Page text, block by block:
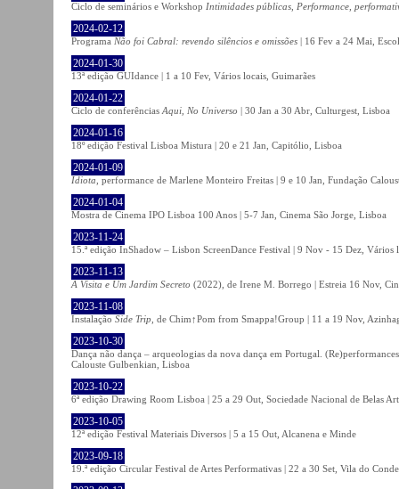
Ciclo de seminários e Workshop Intimidades públicas, Performance,
2024-02-12
Programa Não foi Cabral: revendo silêncios e omissões | 16 Fev a 24 Mai,
2024-01-30
13ª edição GUIdance | 1 a 10 Fev, Vários locais, Guimarães
2024-01-22
Ciclo de conferências Aqui, No Universo | 30 Jan a 30 Abr, Culturgest, Lisboa
2024-01-16
18º edição Festival Lisboa Mistura | 20 e 21 Jan, Capitólio, Lisboa
2024-01-09
Idiota , performance de Marlene Monteiro Freitas | 9 e 10 Jan, Fundação
2024-01-04
Mostra de Cinema IPO Lisboa 100 Anos | 5-7 Jan, Cinema São Jorge, Lisboa
2023-11-24
15.ª edição InShadow – Lisbon ScreenDance Festival | 9 Nov - 15 Dez, Vários
2023-11-13
A Visita e Um Jardim Secreto (2022), de Irene M. Borrego | Estreia 16 Nov,
2023-11-08
Instalação Side Trip , de Chim↑Pom from Smappa!Group | 11 a 19 Nov,
2023-10-30
Dança não dança – arqueologias da nova dança em Portugal.
Calouste Gulbenkian, Lisboa
2023-10-22
6ª edição Drawing Room Lisboa | 25 a 29 Out, Sociedade Nacional de Belas
2023-10-05
12ª edição Festival Materiais Diversos | 5 a 15 Out, Alcanena e Minde
2023-09-18
19.ª edição Circular Festival de Artes Performativas | 22 a 30 Set, Vila do Conde